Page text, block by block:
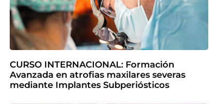
CURSO INTERNACIONAL: Formación
Avanzada en atrofias maxilares severas
mediante Implantes Subperiósticos